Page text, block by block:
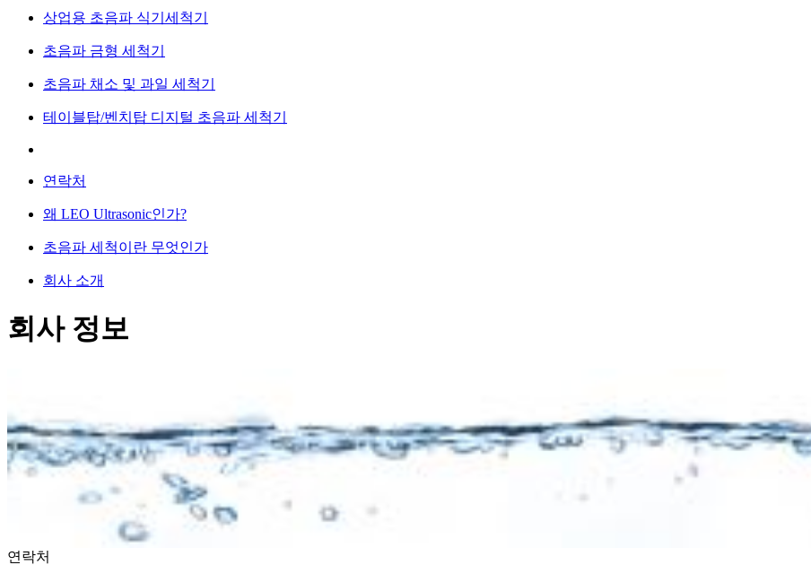
상업용 초음파 식기세척기
초음파 금형 세척기
초음파 채소 및 과일 세척기
테이블탑/벤치탑 디지털 초음파 세척기
연락처
왜 LEO Ultrasonic인가?
초음파 세척이란 무엇인가
회사 소개
회사 정보
연락처